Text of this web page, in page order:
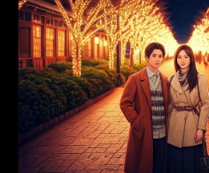
会社概要
お問い合わせ